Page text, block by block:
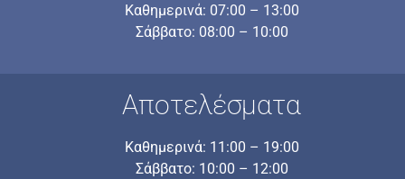
Καθημερινά: 07:00 – 13:00
Σάββατο: 08:00 – 10:00
Αποτελέσματα
Καθημερινά: 11:00 – 19:00
Σάββατο: 10:00 – 12:00